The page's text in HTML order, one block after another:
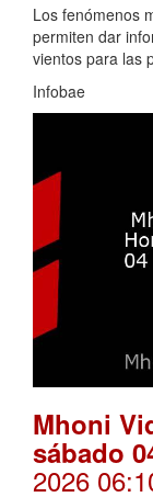
Los fenómenos
permiten dar
vientos para las
Infobae
Mhoni
sábado
2026